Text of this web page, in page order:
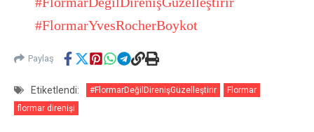
#FlormarYvesRocherBoykot
Paylaş
Etiketlendi: #FlormarDeğilDirenişGüzelleştirir
Flormar
flormar direnişi